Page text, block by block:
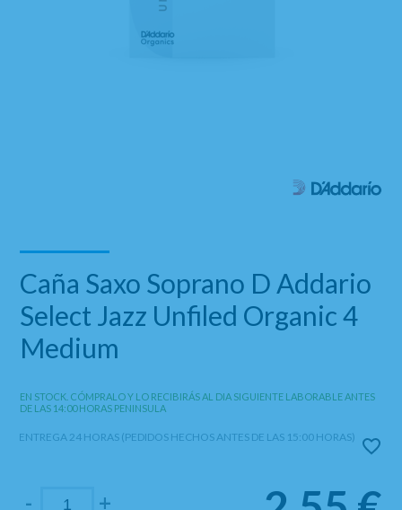
Caña Saxo Soprano D Addario
Select Jazz Unfiled Organic 4
Medium
EN STOCK. CÓMPRALO Y LO RECIBIRÁS AL DIA SIGUIENTE LABORABLE ANTES
DE LAS 14:00 HORAS PENINSULA
ENTREGA 24 HORAS (PEDIDOS HECHOS ANTES DE LAS 15:00 HORAS)
- +